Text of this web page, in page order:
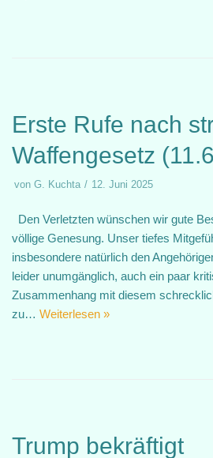
Erste Rufe nach
Waffengesetz
von G. Kuchta 12. Juni 2025
Den Verletzten wünschen wir gute
völlige Genesung. Unser tiefes
insbesondere natürlich den
leider unumgänglich, auch ein paar
Zusammenhang mit diesem
zu… Weiterlesen »
Trump bekräftigt